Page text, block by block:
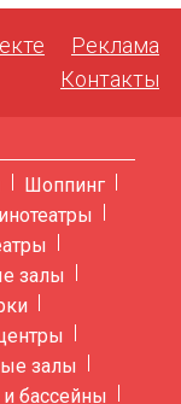
Реклама
Контакты
Шоппинг
залы
залы
бассейны